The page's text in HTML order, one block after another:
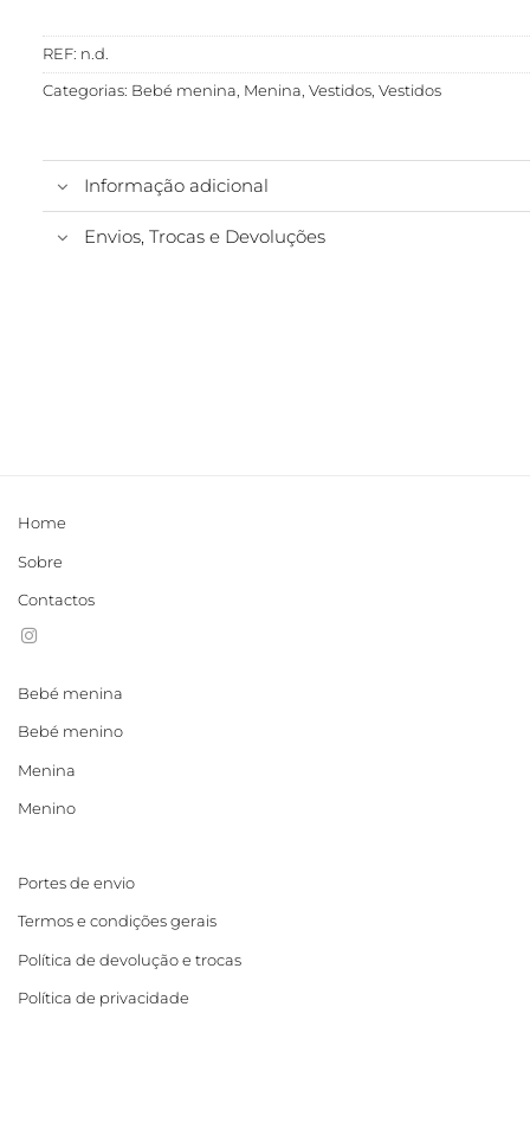
REF: n.d.
Categorias: Bebé menina, Menina, Vestidos, Vestidos
Informação adicional
Envios, Trocas e Devoluções
Home
Sobre
Contactos
Bebé menina
Bebé menino
Menina
Menino
Portes de envio
Termos e condições gerais
Política de devolução e trocas
Política de privacidade